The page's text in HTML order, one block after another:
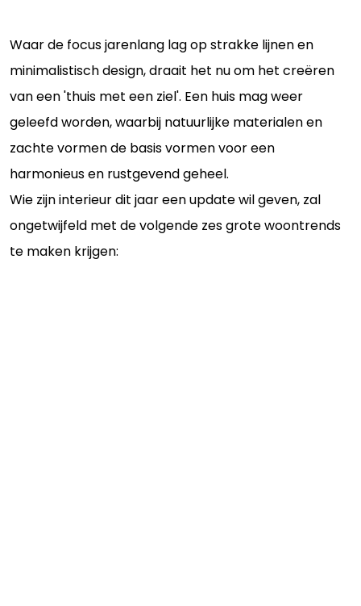
Waar de focus jarenlang lag op strakke lijnen en
minimalistisch design, draait het nu om het creëren
van een 'thuis met een ziel'. Een huis mag weer
geleefd worden, waarbij natuurlijke materialen en
zachte vormen de basis vormen voor een
harmonieus en rustgevend geheel.
Wie zijn interieur dit jaar een update wil geven, zal
ongetwijfeld met de volgende zes grote woontrends
te maken krijgen: